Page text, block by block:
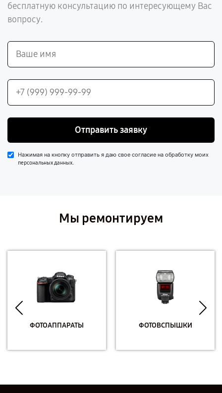
бесплатную консультацию по интересующему Вас
вопросу.
Отправить заявку
Нажимая на кнопку отправить я даю свое согласие на обработку моих
персональных данных.
Мы ремонтируем
ФОТОАППАРАТЫ ФОТОВСПЫШКИ